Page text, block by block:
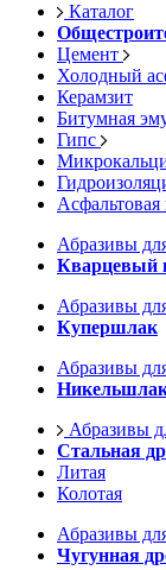
Каталог
Цемент
Холодный
Керамзит
Битумная
Гипс
Абразивы
Кварцевый
Абразивы
Купершлак
Абразивы
Абразивы
Стальная
Литая
Колотая
Абразивы
Чугунная